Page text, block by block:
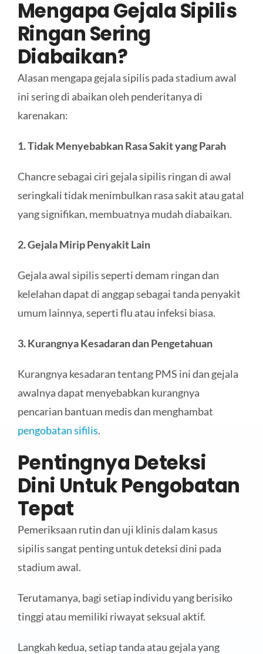
Mengapa Gejala Sipilis
Ringan Sering
Diabaikan?
Alasan mengapa gejala sipilis pada stadium awal
ini sering di abaikan oleh penderitanya di
karenakan:
1. Tidak Menyebabkan Rasa Sakit yang Parah
Chancre sebagai ciri gejala sipilis ringan di awal
seringkali tidak menimbulkan rasa sakit atau gatal
yang signifikan, membuatnya mudah diabaikan.
2. Gejala Mirip Penyakit Lain
Gejala awal sipilis seperti demam ringan dan
kelelahan dapat di anggap sebagai tanda penyakit
umum lainnya, seperti flu atau infeksi biasa.
3. Kurangnya Kesadaran dan Pengetahuan
Kurangnya kesadaran tentang PMS ini dan gejala
awalnya dapat menyebabkan kurangnya
pencarian bantuan medis dan menghambat
pengobatan sifilis.
Pentingnya Deteksi
Dini Untuk Pengobatan
Tepat
Pemeriksaan rutin dan uji klinis dalam kasus
sipilis sangat penting untuk deteksi dini pada
stadium awal.
Terutamanya, bagi setiap individu yang berisiko
tinggi atau memiliki riwayat seksual aktif.
Langkah kedua, setiap tanda atau gejala yang